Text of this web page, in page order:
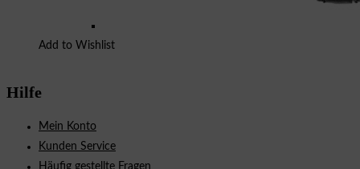
Add to Wishlist
Hilfe
Mein Konto
Kunden Service
Häufig gestellte Fragen